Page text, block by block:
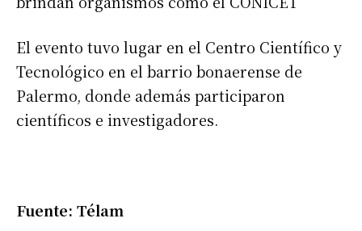
El evento tuvo lugar en el Centro Científico y
Tecnológico en el barrio bonaerense de
Palermo, donde además participaron
científicos e investigadores.
Fuente: Télam